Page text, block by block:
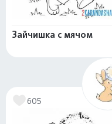
Зайчишка с мячом
605